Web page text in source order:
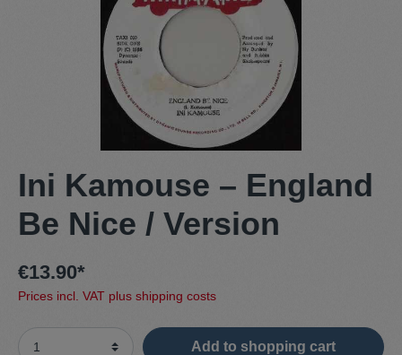
Ini Kamouse – England
Be Nice / Version
€13.90*
Prices incl. VAT plus shipping costs
Add to shopping cart